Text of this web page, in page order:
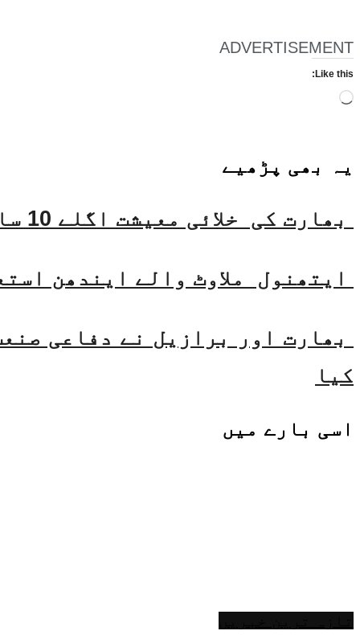
ADVERTISEMENT
Like this:
Loading…
یہ بھی پڑھیے
بھارت کی خلائی معیشت اگلے 10 سالوں میں 45 بلین ڈالر تک بڑھنے کی توقع ہے۔ جتیندر سنگھ
ایتھنول ملاوٹ والے ایندھن
بھارت اور برازیل نے دفاعی
کیا
اسی بارے میں